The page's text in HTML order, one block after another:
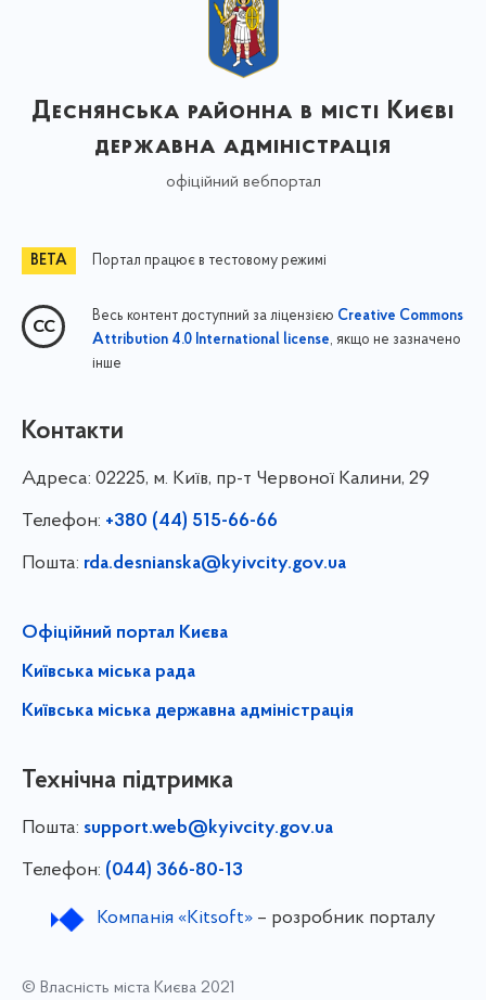
Деснянська районна в місті Києві
державна адміністрація
офіційний вебпортал
Портал працює в тестовому режимі
Весь контент доступний за ліцензією Creative Commons
Attribution 4.0 International license, якщо не зазначено
інше
Контакти
Адреса: 02225, м. Київ, пр-т Червоної Калини, 29
Телефон: +380 (44) 515-66-66
Пошта: rda.desnianska@kyivcity.gov.ua
Офіційний портал Києва
Київська міська рада
Київська міська державна адміністрація
Технічна підтримка
Пошта: support.web@kyivcity.gov.ua
Телефон: (044) 366-80-13
Компанія «Kitsoft»– розробник порталу
© Власність міста Києва 2021